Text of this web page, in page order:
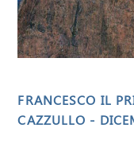
FRANCESCO IL
CAZZULLO -